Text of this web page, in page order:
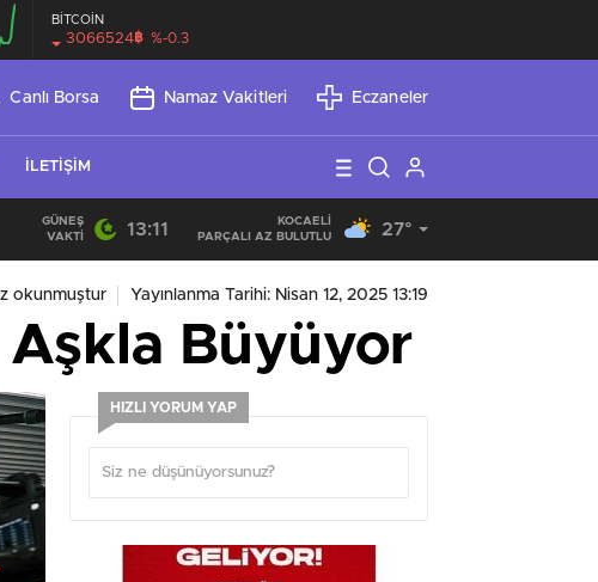
BİTCOİN
3066524฿ %-0.3
Canlı Borsa Namaz Vakitleri Eczaneler
İLETIŞIM
21:21 Günlük Okuma Süresi Az Olanlar İçin Etkili Okuma
GÜNEŞ
VAKTI
13:11
KOCAELI
PARÇALI AZ BULUTLU
27°
okunmuştur Yayınlanma Tarihi: Nisan 12, 2025 13:19
Aşkla Büyüyor
HIZLI YORUM YAP